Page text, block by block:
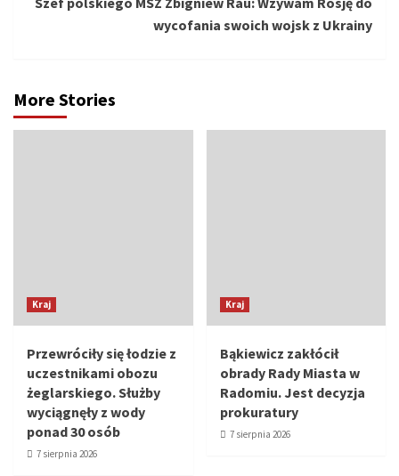
wycofania swoich wojsk z Ukrainy
More Stories
Kraj
Przewróciły się łodzie z
uczestnikami obozu
żeglarskiego. Służby
wyciągnęły z wody
ponad 30 osób
7 sierpnia 2026
Kraj
Bąkiewicz zakłócił
obrady Rady Miasta w
Radomiu. Jest decyzja
prokuratury
7 sierpnia 2026